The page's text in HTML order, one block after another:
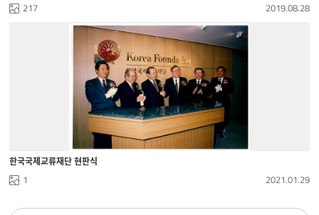
217 2019.08.28
한국국제교류재단 현판식
1 2021.01.29